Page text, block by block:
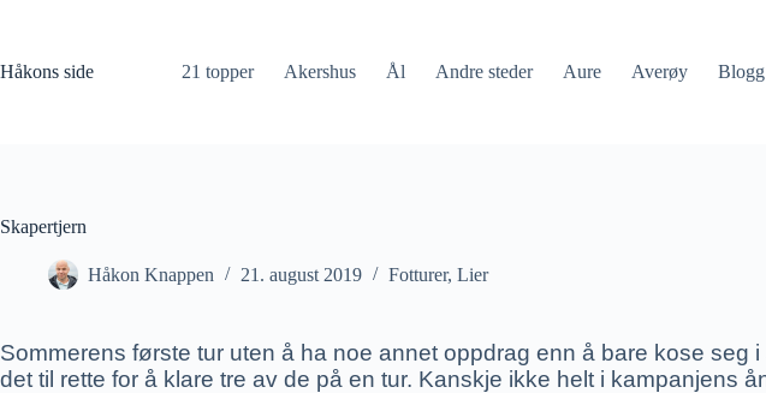
Håkons side
21 topper Akershus Ål Andre steder Aure Averøy Blogg
Skapertjern
Håkon Knappen 21. august 2019 Fotturer, Lier
Sommerens første tur uten å ha noe annet oppdrag enn å bare kose
det til rette for å klare tre av de på en tur. Kanskje ikke helt i kampanjens